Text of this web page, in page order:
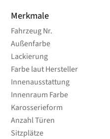
Merkmale
Fahrzeug Nr.
Außenfarbe
Lackierung
Farbe laut Hersteller
Innenausstattung
Innenraum Farbe
Karosserieform
Anzahl Türen
Sitzplätze